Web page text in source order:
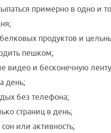
примерно в одно и
продуктов и
пешком;
видео и бесконечную
день;
без телефона;
страниц в день;
или активность;